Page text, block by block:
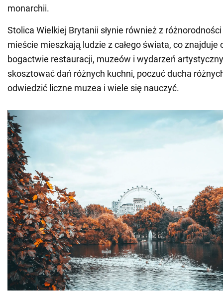
monarchii.
Stolica Wielkiej Brytanii słynie również z
mieście mieszkają ludzie z całego świata, co znajduje
bogactwie restauracji, muzeów i wydarzeń
skosztować dań różnych kuchni, poczuć ducha
odwiedzić liczne muzea i wiele się nauczyć.